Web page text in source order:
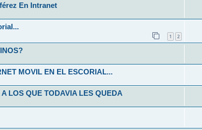
En Intranet
1 2
MOVIL EN EL ESCORIAL...
LOS QUE TODAVIA LES QUEDA